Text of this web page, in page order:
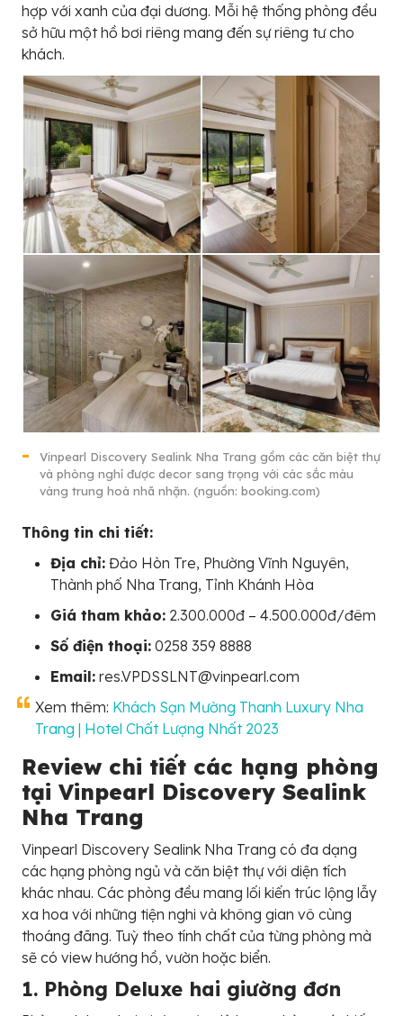
hợp với xanh của đại dương. Mỗi hệ thống phòng đều
sở hữu một hồ bơi riêng mang đến sự riêng tư cho
khách.
Vinpearl Discovery Sealink Nha Trang gồm các căn biệt thự
và phòng nghỉ được decor sang trọng với các sắc màu
vàng trung hoà nhã nhặn. (nguồn: booking.com)
Thông tin chi tiết:
Địa chỉ: Đảo Hòn Tre, Phường Vĩnh Nguyên,
Thành phố Nha Trang, Tỉnh Khánh Hòa
Giá tham khảo: 2.300.000đ – 4.500.000đ/đêm
Số điện thoại: 0258 359 8888
Email: res.VPDSSLNT@vinpearl.com
Xem thêm: Khách Sạn Mường Thanh Luxury Nha
Trang | Hotel Chất Lượng Nhất 2023
Review chi tiết các hạng phòng
tại Vinpearl Discovery Sealink
Nha Trang
Vinpearl Discovery Sealink Nha Trang có đa dạng
các hạng phòng ngủ và căn biệt thự với diện tích
khác nhau. Các phòng đều mang lối kiến trúc lộng lẫy
xa hoa với những tiện nghi và không gian vô cùng
thoáng đãng. Tuỳ theo tính chất của từng phòng mà
sẽ có view hướng hồ, vườn hoặc biển.
1. Phòng Deluxe hai giường đơn